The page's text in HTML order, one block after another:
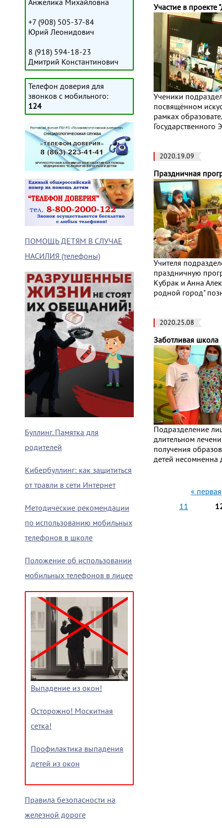
Анжелика Михайловна
+7 (908) 505-37-84
Юрий Леонидович
8 (918) 594-18-23
Дмитрий Константинович
Телефон доверия для
звонков с мобильного:
124
ПОМОЩЬ ДЕТЯМ В СЛУЧАЕ
НАСИЛИЯ (телефоны)
Буллинг. Памятка для
родителей
Кибербуллинг: как защититься
от травли в сети Интернет
Методические рекомендации
по использованию мобильных
телефонов в школе
Положение об использовании
мобильных телефонов в лицее
Выпадение из окон!
Осторожно! Москитная
сетка!
Профилактика выпадения
детей из окон
Правила безопасности на
железной дороге
Участие в проекте
Ученики
посвящённом
рамках
2020.19.09
Праздничная
Учителя
праздничную
Кубрак и Анна
родной город"
2020.25.08
Заботливая школа
Подразделение
длительном
получения
детей
« первая
11